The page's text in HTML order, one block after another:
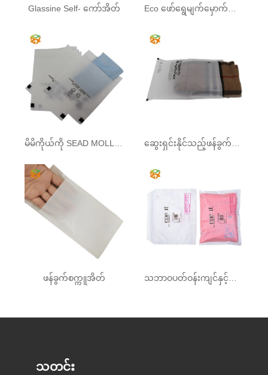
Glassine Self- ကော်အိတ်
ဖန်ခွက်စက္ကူအိတ်
သတင်း